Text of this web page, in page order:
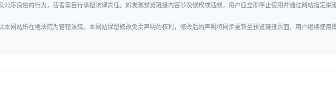
公序良俗的行为，违者需自行承担法律责任。如发现预览链接内容涉及侵权或违规，用户应立即停止使用并通过网站指定渠
本网站所在地法院为管辖法院。本网站保留修改免责声明的权利，修改后的声明将同步更新至预览链接页面，用户继续使用